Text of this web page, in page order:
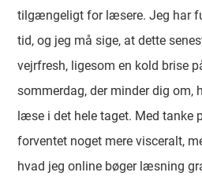
tilgængeligt for læsere. Jeg har
tid, og jeg må sige, at dette
vejrfresh, ligesom en kold brise
sommerdag, der minder dig om,
læse i det hele taget. Med tanke
forventet noget mere visceralt,
hvad jeg online bøger læsning